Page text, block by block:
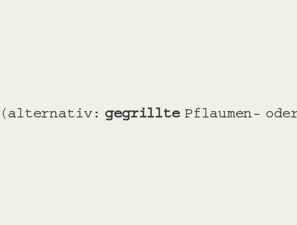
(alternativ: gegrilltePflaumen-